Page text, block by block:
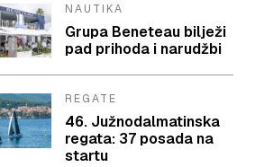
NAUTIKA
Grupa Beneteau bilježi
pad prihoda i narudžbi
REGATE
46. Južnodalmatinska
regata: 37 posada na
startu